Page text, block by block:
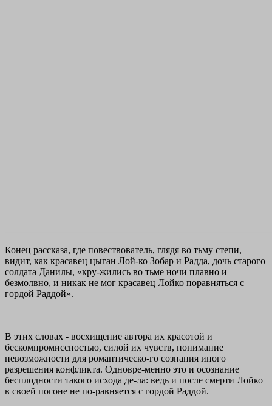
Конец рассказа, где повествователь, глядя во тьму степи,
видит, как красавец цыган Лой-ко Зобар и Радда, дочь старого
солдата Данилы, «кру-жились во тьме ночи плавно и
безмолвно, и никак не мог красавец Лойко поравняться с
гордой Раддой».
В этих словах - восхищение автора их красотой и
бескомпромиссностью, силой их чувств, понимание
невозможности для романтическо-го сознания иного
разрешения конфликта. Одновре-менно это и осознание
бесплодности такого исхода де-ла: ведь и после смерти Лойко
в своей погоне не по-равняется с гордой Раддой.